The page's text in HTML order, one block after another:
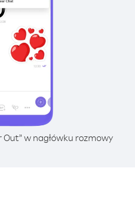
w nagłówku rozmowy